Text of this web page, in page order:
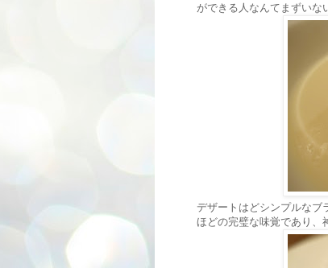
ができる人なんてまずいな
デザートはどシンプルなブ
ほどの完璧な味覚であり、